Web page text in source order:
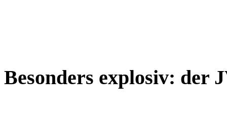
Besonders explosiv: der